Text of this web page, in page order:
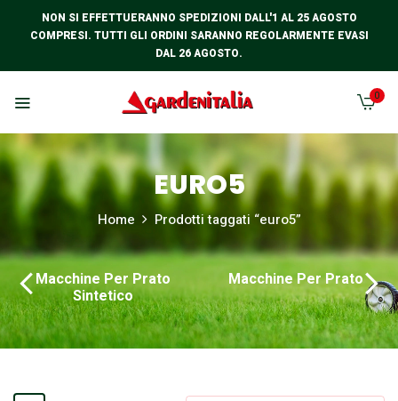
NON SI EFFETTUERANNO SPEDIZIONI DALL'1 AL 25 AGOSTO
COMPRESI. TUTTI GLI ORDINI SARANNO REGOLARMENTE EVASI
DAL 26 AGOSTO.
0
EURO5
Home Prodotti taggati “euro5”
Macchine Per Prato
Sintetico
Macchine Per Prato